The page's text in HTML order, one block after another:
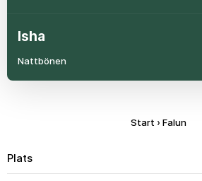
Isha
Nattbönen
Start › Falun
Plats